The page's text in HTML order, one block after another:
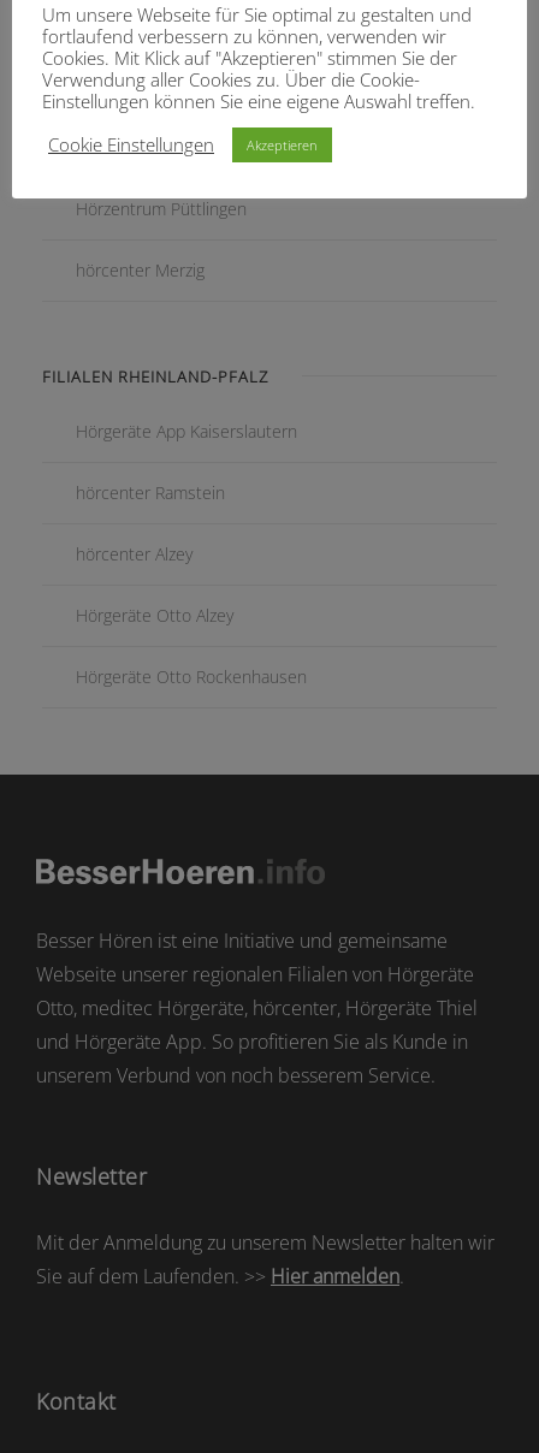
Hörgeräte Thiel St. Ingbert
Hörgeräte Thiel Dudweiler
Hörgeräte Otto St. Wendel
Hörzentrum Püttlingen
hörcenter Merzig
FILIALEN RHEINLAND-PFALZ
Hörgeräte App Kaiserslautern
hörcenter Ramstein
hörcenter Alzey
Hörgeräte Otto Alzey
Hörgeräte Otto Rockenhausen
Besser Hören ist eine Initiative und gemeinsame
Webseite unserer regionalen Filialen von Hörgeräte
Otto, meditec Hörgeräte, hörcenter, Hörgeräte Thiel
und Hörgeräte App. So profitieren Sie als Kunde in
unserem Verbund von noch besserem Service.
Newsletter
Mit der Anmeldung zu unserem Newsletter halten wir
Sie auf dem Laufenden. >> Hier anmelden.
Kontakt
Um unsere Webseite für Sie optimal zu gestalten und
fortlaufend verbessern zu können, verwenden wir
Cookies. Mit Klick auf "Akzeptieren" stimmen Sie der
Verwendung aller Cookies zu. Über die Cookie-
Einstellungen können Sie eine eigene Auswahl treffen.
Cookie Einstellungen
Akzeptieren